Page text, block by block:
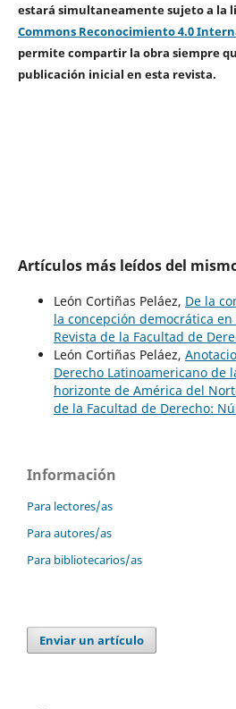
estará simultaneamente sujeto a la
Commons Reconocimiento 4.0
permite compartir la obra siempre
publicación inicial en esta revista.
Artículos más leídos del
León Cortiñas Peláez, De la
la concepción democrática
Revista de la Facultad de
León Cortiñas Peláez,
Derecho Latinoamericano de
horizonte de América del
de la Facultad de Derecho:
Información
Para lectores/as
Para autores/as
Para bibliotecarios/as
Enviar un artículo